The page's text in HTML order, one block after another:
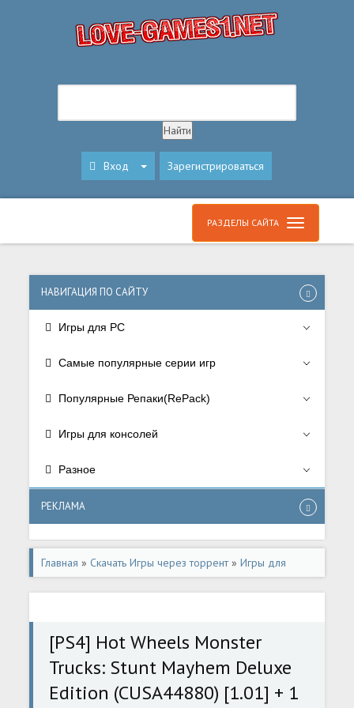
Вход Зарегистрироваться
РАЗДЕЛЫ САЙТА
НАВИГАЦИЯ ПО САЙТУ
Игры для PC
Самые популярные серии игр
Популярные Репаки(RePack)
Игры для консолей
Разное
РЕКЛАМА
Главная » Скачать Игры через торрент»Игры для
консолей»Игры для Playstation 4
[PS4] Hot Wheels Monster
Trucks: Stunt Mayhem Deluxe
Edition (CUSA44880) [1.01] + 1